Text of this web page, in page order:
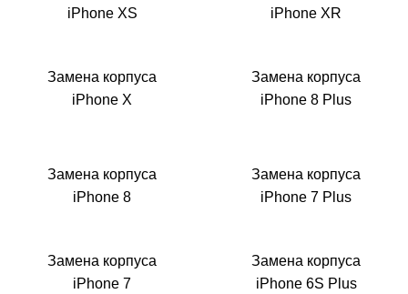
iPhone XS
iPhone XR
Замена корпуса
iPhone X
Замена корпуса
iPhone 8 Plus
Замена корпуса
iPhone 8
Замена корпуса
iPhone 7 Plus
Замена корпуса
iPhone 7
Замена корпуса
iPhone 6S Plus